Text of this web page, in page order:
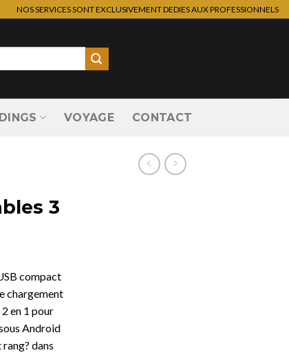
NOS SERVICES SONT EXCLUSIVEMENT DEDIES AUX PROFESSIONNELS
VOYAGE CONTACT
3
compact
chargement
en 1 pour
Android
rang? dans